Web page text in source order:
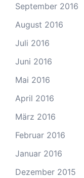
September 2016
August 2016
Juli 2016
Juni 2016
Mai 2016
April 2016
März 2016
Februar 2016
Januar 2016
Dezember 2015